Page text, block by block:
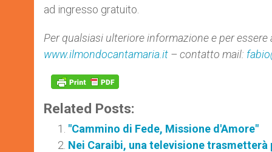
ad ingresso gratuito.
Per qualsiasi ulteriore informazione e per
www.ilmondocantamaria.it – contatto mail:
Related Posts:
"Cammino di Fede, Missione d'Amore"
Nei Caraibi, una televisione